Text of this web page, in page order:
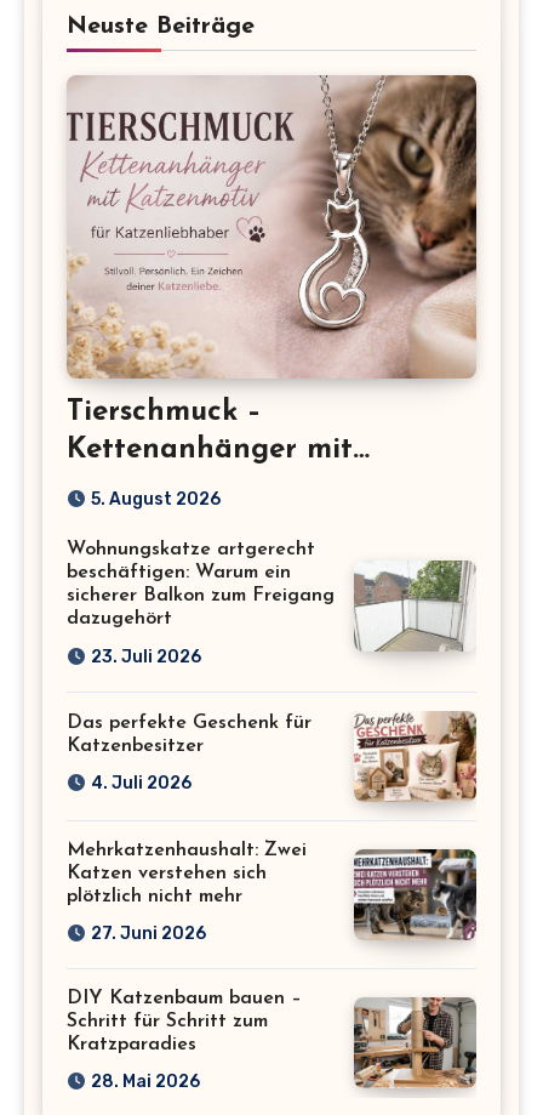
Neuste Beiträge
Tierschmuck –
Kettenanhänger mit
Katzenmotiv für
5. August 2026
Wohnungskatze artgerecht
beschäftigen: Warum ein
sicherer Balkon zum Freigang
dazugehört
23. Juli 2026
Das perfekte Geschenk für
Katzenbesitzer
4. Juli 2026
Mehrkatzenhaushalt: Zwei
Katzen verstehen sich
plötzlich nicht mehr
27. Juni 2026
DIY Katzenbaum bauen –
Schritt für Schritt zum
Kratzparadies
28. Mai 2026